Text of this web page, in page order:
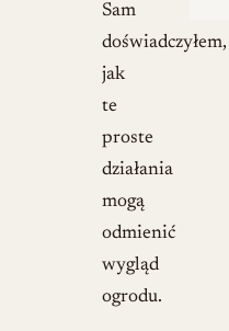
Sam
doświadczyłem,
jak
te
proste
działania
mogą
odmienić
wygląd
ogrodu.